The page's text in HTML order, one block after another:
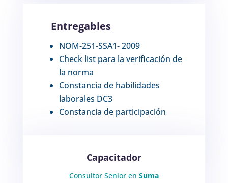
Entregables
NOM-251-SSA1- 2009
Check list para la verificación de
la norma
Constancia de habilidades
laborales DC3
Constancia de participación
Capacitador
Consultor Senior en Suma